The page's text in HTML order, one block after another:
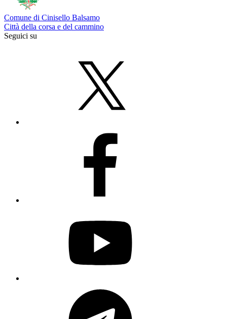
Comune di Cinisello Balsamo
Città della corsa e del cammino
Seguici su